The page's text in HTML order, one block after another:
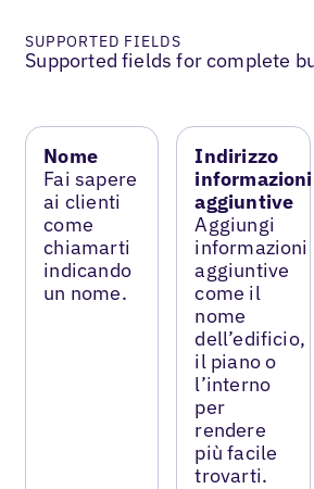
SUPPORTED FIELDS
Supported fields for complete
Nome
Fai sapere
ai clienti
come
chiamarti
indicando
un nome.
Indirizzo
informazioni
aggiuntive
Aggiungi
informazioni
aggiuntive
come il
nome
dell’edificio,
il piano o
l’interno
per
rendere
più facile
trovarti.